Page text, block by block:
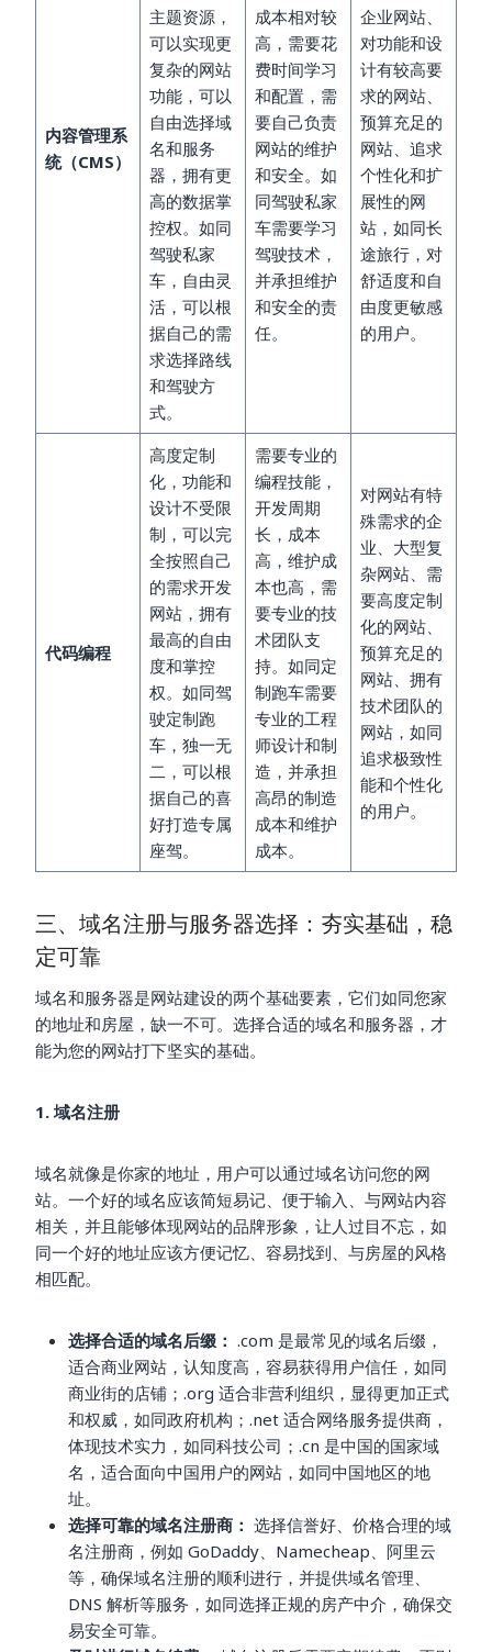
内容管理系
统（CMS）
主题资源，
可以实现更
复杂的网站
功能，可以
自由选择域
名和服务
器，拥有更
高的数据掌
控权。如同
驾驶私家
车，自由灵
活，可以根
据自己的需
求选择路线
和驾驶方
式。
成本相对较
高，需要花
费时间学习
和配置，需
要自己负责
网站的维护
和安全。如
同驾驶私家
车需要学习
驾驶技术，
并承担维护
和安全的责
任。
企业网站、
对功能和设
计有较高要
求的网站、
预算充足的
网站、追求
个性化和扩
展性的网
站，如同长
途旅行，对
舒适度和自
由度更敏感
的用户。
代码编程
高度定制
化，功能和
设计不受限
制，可以完
全按照自己
的需求开发
网站，拥有
最高的自由
度和掌控
权。如同驾
驶定制跑
车，独一无
二，可以根
据自己的喜
好打造专属
座驾。
需要专业的
编程技能，
开发周期
长，成本
高，维护成
本也高，需
要专业的技
术团队支
持。如同定
制跑车需要
专业的工程
师设计和制
造，并承担
高昂的制造
成本和维护
成本。
对网站有特
殊需求的企
业、大型复
杂网站、需
要高度定制
化的网站、
预算充足的
网站、拥有
技术团队的
网站，如同
追求极致性
能和个性化
的用户。
三、域名注册与服务器选择：夯实基础，稳
定可靠
域名和服务器是网站建设的两个基础要素，它们如同您家
的地址和房屋，缺一不可。选择合适的域名和服务器，才
能为您的网站打下坚实的基础。
1. 域名注册
域名就像是你家的地址，用户可以通过域名访问您的网
站。一个好的域名应该简短易记、便于输入、与网站内容
相关，并且能够体现网站的品牌形象，让人过目不忘，如
同一个好的地址应该方便记忆、容易找到、与房屋的风格
相匹配。
选择合适的域名后缀： .com 是最常见的域名后缀，
适合商业网站，认知度高，容易获得用户信任，如同
商业街的店铺；.org 适合非营利组织，显得更加正式
和权威，如同政府机构；.net 适合网络服务提供商，
体现技术实力，如同科技公司；.cn 是中国的国家域
名，适合面向中国用户的网站，如同中国地区的地
址。
选择可靠的域名注册商： 选择信誉好、价格合理的域
名注册商，例如 GoDaddy、Namecheap、阿里云
等，确保域名注册的顺利进行，并提供域名管理、
DNS 解析等服务，如同选择正规的房产中介，确保交
易安全可靠。